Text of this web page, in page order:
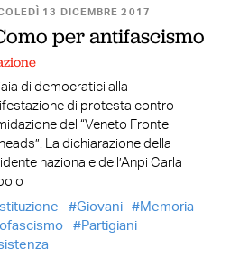
13 DICEMBRE 2017
per antifascismo
di democratici alla
di protesta contro
del “Veneto Fronte
La dichiarazione della
nazionale dell’Anpi Carla
Giovani
Memoria
Partigiani